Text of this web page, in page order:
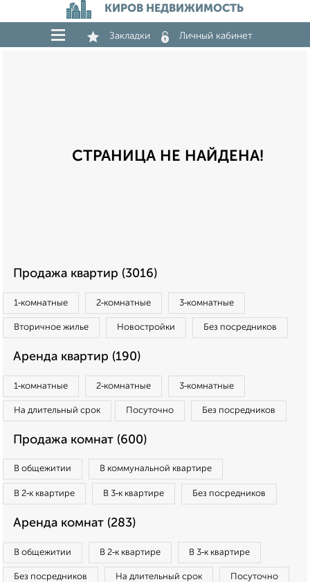
КИРОВ НЕДВИЖИМОСТЬ
Закладки Личный кабинет
СТРАНИЦА НЕ НАЙДЕНА!
Продажа квартир (3016)
1‑комнатные 2‑комнатные 3‑комнатные
Вторичное жилье Новостройки Без посредников
Аренда квартир (190)
1‑комнатные 2‑комнатные 3‑комнатные
На длительный срок Посуточно Без посредников
Продажа комнат (600)
В общежитии В коммунальной квартире
В 2‑к квартире В 3‑к квартире Без посредников
Аренда комнат (283)
В общежитии В 2‑к квартире В 3‑к квартире
Без посредников На длительный срок Посуточно